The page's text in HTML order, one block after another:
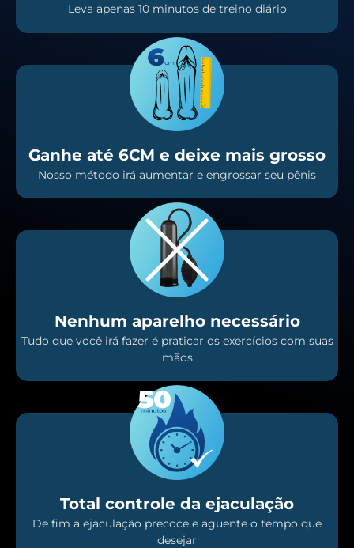
Leva apenas 10 minutos de treino diário
Ganhe até 6CM e deixe mais grosso
Nosso método irá aumentar e engrossar seu pênis
Nenhum aparelho necessário
Tudo que você irá fazer é praticar os exercícios com suas
mãos
Total controle da ejaculação
De fim a ejaculação precoce e aguente o tempo que
desejar